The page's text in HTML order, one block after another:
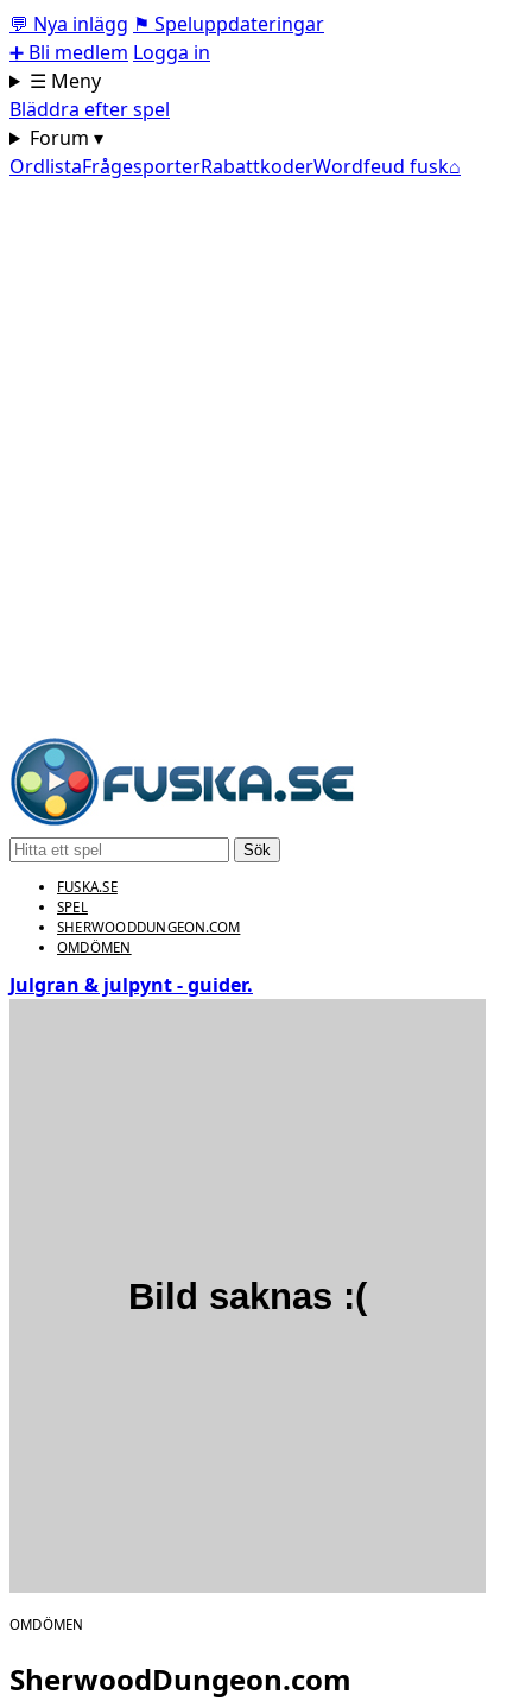
💬 Nya inlägg ⚑ Speluppdateringar
➕ Bli medlem Logga in
☰ Meny
Bläddra efter spel
Forum ▾
OrdlistaFrågesporterRabattkoderWordfeud fusk⌂
Sök
FUSKA.SE
SPEL
SHERWOODDUNGEON.COM
OMDÖMEN
Julgran & julpynt - guider.
OMDÖMEN
SherwoodDungeon.com